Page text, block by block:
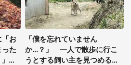
道府選択
「お
た
が
「僕を忘れていません
か...？」 一人で散歩に行こ
うとする飼い主を見つめるワ